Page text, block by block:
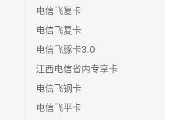
电信飞复卡
电信飞复卡
电信飞豚卡3.0
江西电信省内专享卡
电信飞钢卡
电信飞平卡